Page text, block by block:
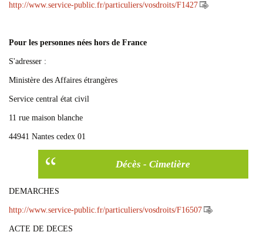
http://www.service-public.fr/particuliers/vosdroits/F1427
Pour les personnes nées hors de France
S'adresser :
Ministère des Affaires étrangères
Service central état civil
11 rue maison blanche
44941 Nantes cedex 01
Décès - Cimetière
DEMARCHES
http://www.service-public.fr/particuliers/vosdroits/F16507
ACTE DE DECES